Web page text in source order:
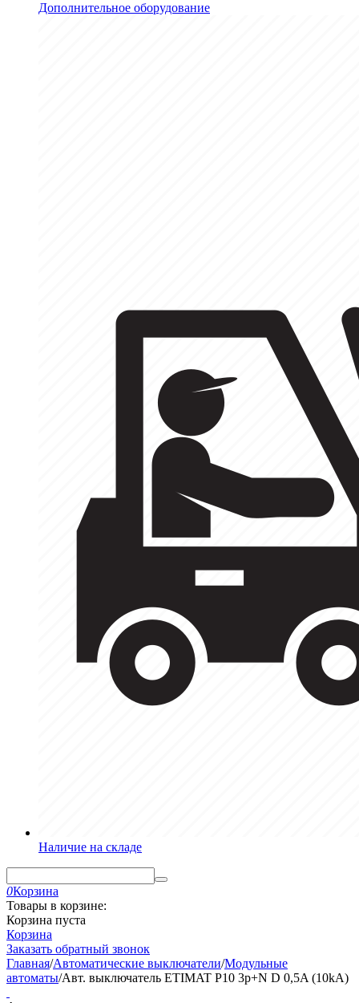
Дополнительное оборудование
Наличие на складе
0Корзина
Товары в корзине:
Корзина пуста
Корзина
Заказать обратный звонок
Главная/Автоматические выключатели/Модульные
автоматы/Авт. выключатель ETIMAT P10 3p+N D 0,5A (10kA)